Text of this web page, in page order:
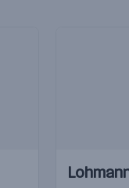
Videos
Einblicke
Einblicke